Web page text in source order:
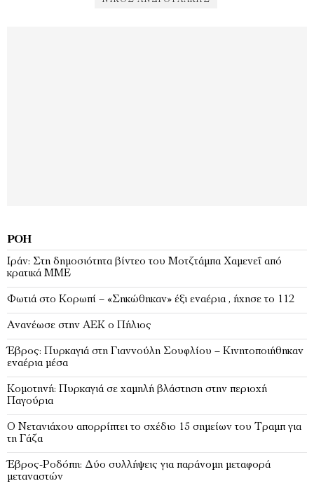
ΡΟΉ
Ιράν: Στη δημοσιότητα βίντεο του Μοτζτάμπα Χαμενεΐ από
κρατικά ΜΜΕ
Φωτιά στο Κορωπί – «Σηκώθηκαν» έξι εναέρια , ήχησε το 112
Ανανέωσε στην ΑΕΚ ο Πήλιος
Έβρος: Πυρκαγιά στη Γιαννούλη Σουφλίου – Κινητοποιήθηκαν
εναέρια μέσα
Κομοτηνή: Πυρκαγιά σε χαμηλή βλάστηση στην περιοχή
Παγούρια
Ο Νετανιάχου απορρίπτει το σχέδιο 15 σημείων του Τραμπ για
τη Γάζα
Έβρος-Ροδόπη: Δύο συλλήψεις για παράνομη μεταφορά
μεταναστών